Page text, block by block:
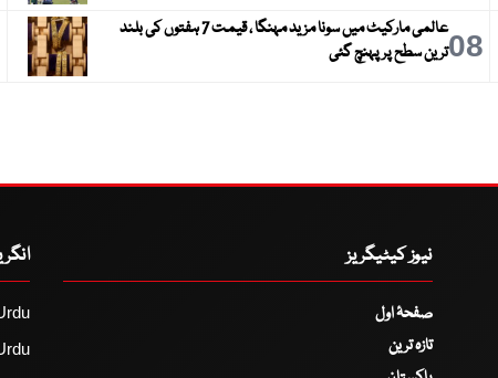
08
عالمی مارکیٹ میں سونا مزید مہنگا ، قیمت 7 ہفتوں کی بلند
ترین سطح پر پہنچ گئی
نیوز کیٹیگریز
صفحۂ اول
تازہ ترین